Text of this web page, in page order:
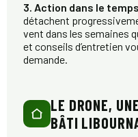
3. Action dans le temps
détachent
vent dans les semaines
et conseils d’entretien
demande.
LE DRONE,
BÂTI